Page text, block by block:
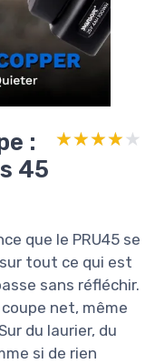
:
45
★★★★★
★★★★★
que le PRU45 se
tout ce qui est
sans réfléchir.
net, même
du laurier, du
si de rien